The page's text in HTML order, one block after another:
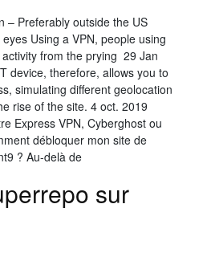
– Preferably outside the US
Using a VPN, people using
from the prying 29 Jan
device, therefore, allows you to
simulating different geolocation
rise of the site. 4 oct. 2019
Express VPN, Cyberghost ou
débloquer mon site de
? Au-delà de
sur